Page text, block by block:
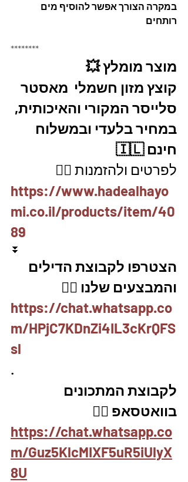
במקרה הצורך אפשר להוסיף מים
רותחים
********
מוצר מומלץ 💥
קוצץ מזון חשמלי  מאסטר
סלייסר המקורי והאיכותית,
במחיר בלעדי ובמשלוח
חינם 🇮🇱
לפרטים ולהזמנות 👇🏼
https://www.hadealhayo
mi.co.il/products/item/40
89
⏬
הצטרפו לקבוצת הדילים
והמבצעים שלנו 👇🏽
https://chat.whatsapp.co
m/HPjC7KDnZi4IL3cKrQFS
sl
.
לקבוצת המתכונים
בוואטסאפ 👇🏽
https://chat.whatsapp.co
m/Guz5KlcMIXF5uR5iUlyX
8U